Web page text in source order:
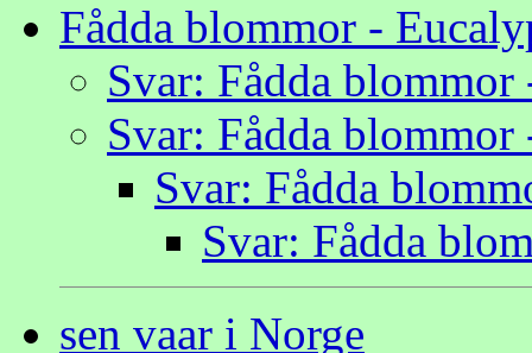
Fådda blommor -
Svar: Fådda blommor
Svar: Fådda blommor
Svar: Fådda
Svar: Fådda
sen vaar i Norge